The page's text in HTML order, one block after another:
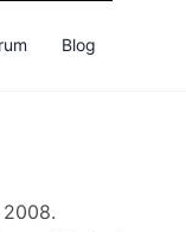
Blog